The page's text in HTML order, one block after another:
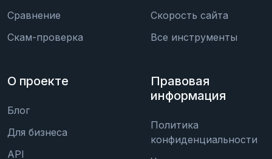
Сравнение
Скам-проверка
Скорость сайта
Все инструменты
О проекте
Блог
Для бизнеса
API
Правовая
информация
Политика
конфиденциальности